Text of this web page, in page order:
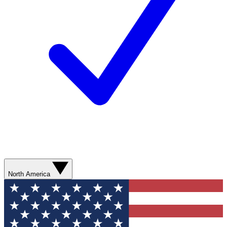
North America